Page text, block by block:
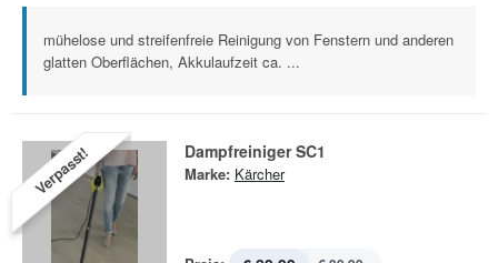
mühelose und streifenfreie Reinigung von Fenstern und anderen
glatten Oberflächen, Akkulaufzeit ca. ...
Verpasst! Dampfreiniger SC1
Marke: Kärcher